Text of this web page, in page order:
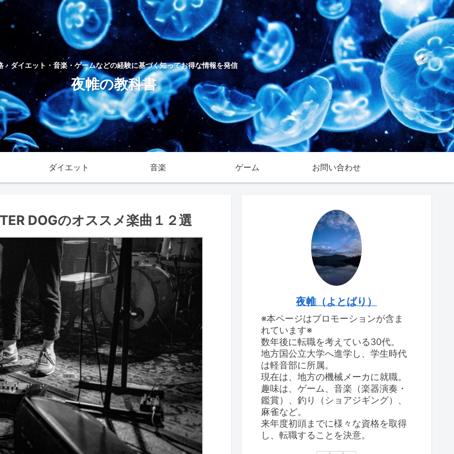
・ダイエット・音楽・ゲームなどの経験に基づく知ってお得な情報を発信
夜帷の教科書
ダイエット 音楽 ゲーム お問い合わせ
DOGのオススメ楽曲１２選
夜帷（よとばり）
※本ページはプロモーションが含ま
れています※
数年後に転職を考えている30代。
地方国公立大学へ進学し、学生時代
は軽音部に所属。
現在は、地方の機械メーカに就職。
趣味は、ゲーム、音楽（楽器演奏・
鑑賞）、釣り（ショアジギング）、
麻雀など。
来年度初頭までに様々な資格を取得
し、転職することを決意。